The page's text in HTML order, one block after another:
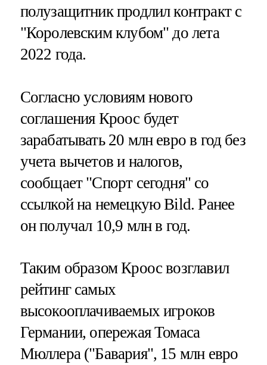
полузащитник продлил контракт с
"Королевским клубом" до лета
2022 года.
Согласно условиям нового
соглашения Кроос будет
зарабатывать 20 млн евро в год без
учета вычетов и налогов,
сообщает "Спорт сегодня" со
ссылкой на немецкую Bild. Ранее
он получал 10,9 млн в год.
Таким образом Кроос возглавил
рейтинг самых
высокооплачиваемых игроков
Германии, опережая Томаса
Мюллера ("Бавария", 15 млн евро